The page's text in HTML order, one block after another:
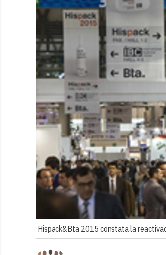
Hispack&Bta 2015 constata la